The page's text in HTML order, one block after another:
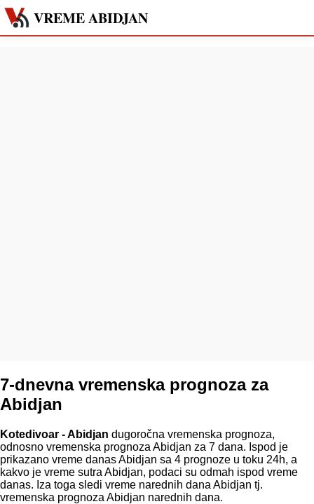
VREME ABIDJAN
7-dnevna vremenska prognoza za
Abidjan
Kotedivoar - Abidjan dugoročna vremenska prognoza,
odnosno vremenska prognoza Abidjan za 7 dana. Ispod je
prikazano vreme danas Abidjan sa 4 prognoze u toku 24h, a
kakvo je vreme sutra Abidjan, podaci su odmah ispod vreme
danas. Iza toga sledi vreme narednih dana Abidjan tj.
vremenska prognoza Abidjan narednih dana.